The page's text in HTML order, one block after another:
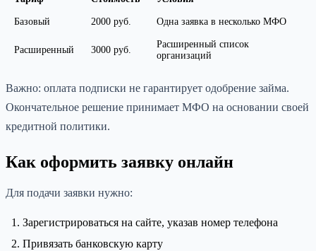
Базовый 2000 руб. Одна заявка в несколько МФО
Расширенный 3000 руб.
Расширенный список
организаций
Важно: оплата подписки не гарантирует одобрение займа.
Окончательное решение принимает МФО на основании своей
кредитной политики.
Как оформить заявку онлайн
Для подачи заявки нужно:
Зарегистрироваться на сайте, указав номер телефона
Привязать банковскую карту